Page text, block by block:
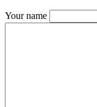
Your name